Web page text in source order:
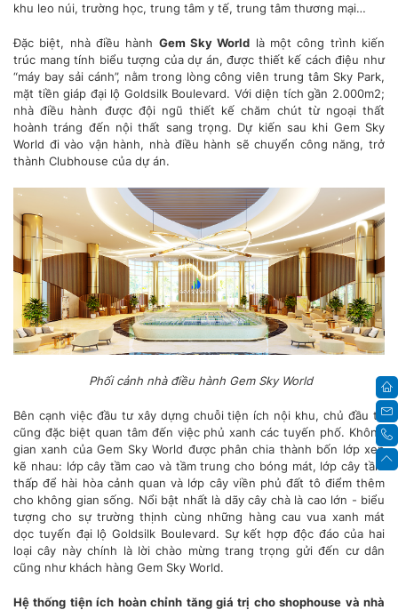
khu leo núi, trường học, trung tâm y tế, trung tâm thương mại…
Đặc biệt, nhà điều hành Gem Sky World là một công trình kiến
trúc mang tính biểu tượng của dự án, được thiết kế cách điệu như
“máy bay sải cánh”, nằm trong lòng công viên trung tâm Sky Park,
mặt tiền giáp đại lộ Goldsilk Boulevard. Với diện tích gần 2.000m2;
nhà điều hành được đội ngũ thiết kế chăm chút từ ngoại thất
hoành tráng đến nội thất sang trọng. Dự kiến sau khi Gem Sky
World đi vào vận hành, nhà điều hành sẽ chuyển công năng, trở
thành Clubhouse của dự án.
Phối cảnh nhà điều hành Gem Sky World
Bên cạnh việc đầu tư xây dựng chuỗi tiện ích nội khu, chủ đầu tư
cũng đặc biệt quan tâm đến việc phủ xanh các tuyến phố. Không
gian xanh của Gem Sky World được phân chia thành bốn lớp xen
kẽ nhau: lớp cây tầm cao và tầm trung cho bóng mát, lớp cây tầm
thấp để hài hòa cảnh quan và lớp cây viền phủ đất tô điểm thêm
cho không gian sống. Nổi bật nhất là dãy cây chà là cao lớn - biểu
tượng cho sự trường thịnh cùng những hàng cau vua xanh mát
dọc tuyến đại lộ Goldsilk Boulevard. Sự kết hợp độc đáo của hai
loại cây này chính là lời chào mừng trang trọng gửi đến cư dân
cũng như khách hàng Gem Sky World.
Hệ thống tiện ích hoàn chỉnh tăng giá trị cho shophouse và nhà